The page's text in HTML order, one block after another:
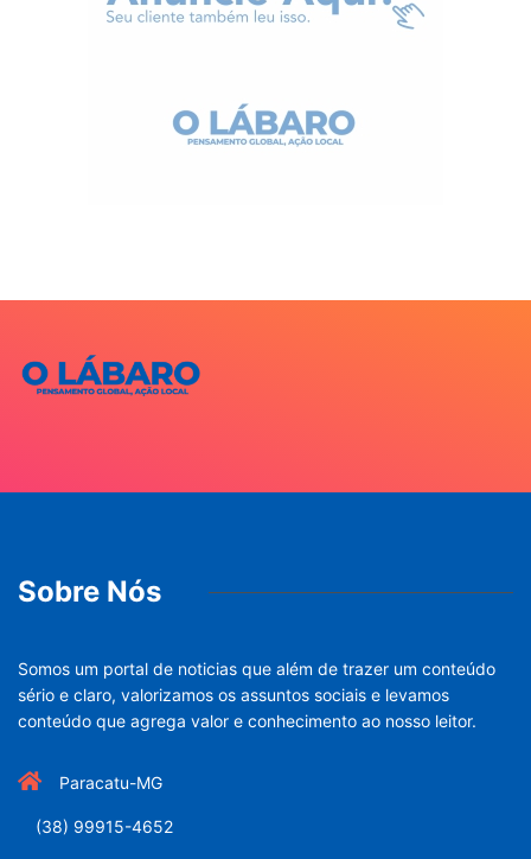
Sobre Nós
Somos um portal de noticias que além de trazer um conteúdo
sério e claro, valorizamos os assuntos sociais e levamos
conteúdo que agrega valor e conhecimento ao nosso leitor.
Paracatu-MG
(38) 99915-4652